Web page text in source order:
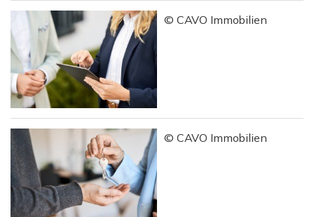
© CAVO Immobilien
© CAVO Immobilien